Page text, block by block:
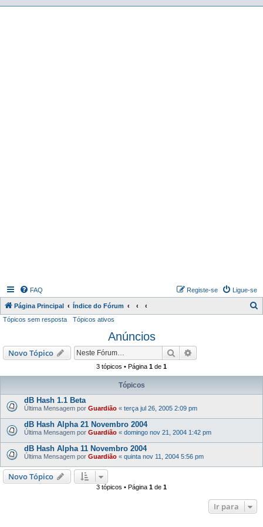
FAQ Ligue-se
Registe-se
Página Principal Índice do Fórum
i
r
Tópicos sem resposta Tópicos ativos
Anúncios
Novo Tópico Pesquisar
3 tópicos • Página 1 de 1
Tópicos
dB Hash 1.1 Beta
Última Mensagem por Guardião « terça jul 26, 2005 2:09 pm
dB Hash Alpha 21 Novembro 2004
Última Mensagem por Guardião « domingo nov 21, 2004 1:42 pm
dB Hash Alpha 11 Novembro 2004
Última Mensagem por Guardião « quinta nov 11, 2004 5:56 pm
Novo Tópico
3 tópicos • Página 1 de 1
Ir para